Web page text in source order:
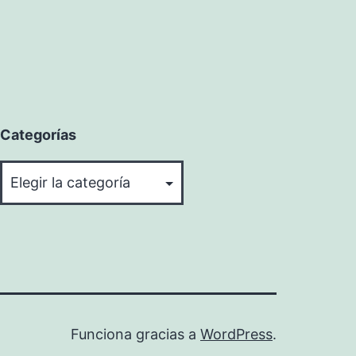
Categorías
Funciona gracias a WordPress.